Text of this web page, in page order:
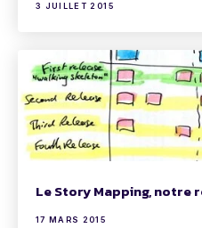
3 JUILLET 2015
Le Story Mapping, notre
17 MARS 2015